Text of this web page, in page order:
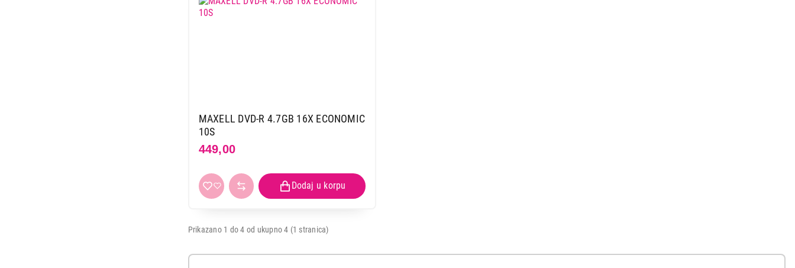
MAXELL DVD-R 4.7GB 16X ECONOMIC
10S
449,00
Prikazano 1 do 4 od ukupno 4 (1 stranica)
49,00
MAXELL CD-R 80 52X pojedinacno pakovanje
Proizvod je dodat u korpu.